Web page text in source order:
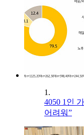
1.
4050 1인
어려워”